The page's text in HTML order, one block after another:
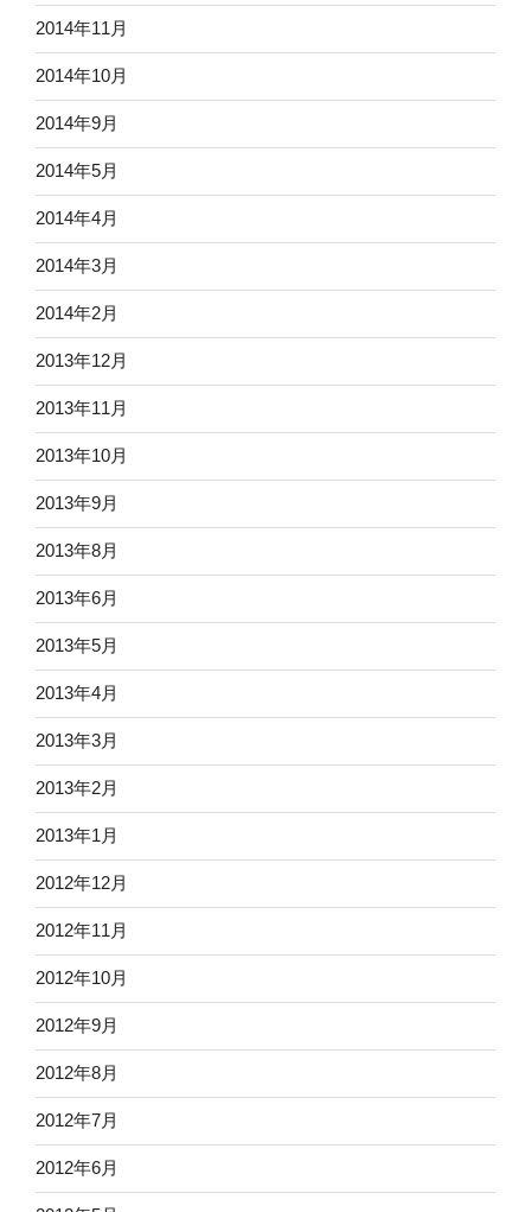
2014年11月
2014年10月
2014年9月
2014年5月
2014年4月
2014年3月
2014年2月
2013年12月
2013年11月
2013年10月
2013年9月
2013年8月
2013年6月
2013年5月
2013年4月
2013年3月
2013年2月
2013年1月
2012年12月
2012年11月
2012年10月
2012年9月
2012年8月
2012年7月
2012年6月